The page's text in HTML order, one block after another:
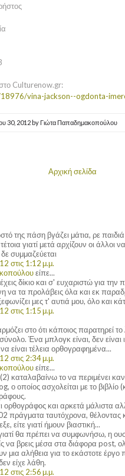
Culturenow.gr:
vina-jackson--ogdonta-
30, 2012 by Γιώτα Παπαδημακοπούλου
Αρχική σελίδα
της πάση βγάζει μάτια, ρε
γιατί μετά αρχίζουν οι άλλοι
συμμαζεύεται
στις 1:12 μ.μ.
είπε...
δίκιο και σ' ευχαριστώ για
να τα προλάβεις όλα και εκ
μες τ' αυτιά μου, όλο και
στις 1:15 μ.μ.
στο ότι κάποιος παρατηρεί
Ένα μπλογκ είναι, δεν
είναι τέλεια ορθογραφημένα...
στις 2:34 μ.μ.
είπε...
καταλαβαίνω το να περιμένει
ο οποίος ασχολείται με το βιβλίο
ορθογράφος και αρκετά
ταυτόχρονα, θέλοντας
είτε γιατί ήμουν βιαστική...
θα πρέπει να συμφωνήσω, η
να βρεις μέσα στα διάφορα post,
μια αλήθεια για το εκάστοτε
είχε λάθη.
στις 2:56 μ.μ.